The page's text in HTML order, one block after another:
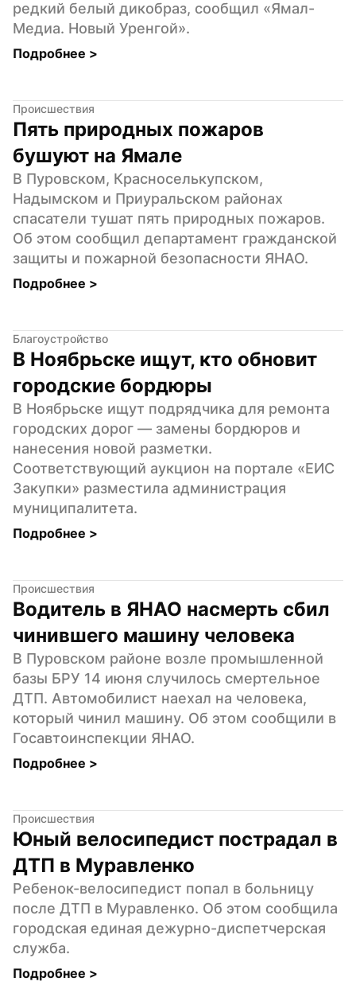
редкий белый дикобраз, сообщил «Ямал-
Медиа. Новый Уренгой».
Подробнее >
Происшествия
Пять природных пожаров
бушуют на Ямале
В Пуровском, Красноселькупском,
Надымском и Приуральском районах
спасатели тушат пять природных пожаров.
Об этом сообщил департамент гражданской
защиты и пожарной безопасности ЯНАО.
Подробнее >
Благоустройство
В Ноябрьске ищут, кто обновит
городские бордюры
В Ноябрьске ищут подрядчика для ремонта
городских дорог — замены бордюров и
нанесения новой разметки.
Соответствующий аукцион на портале «ЕИС
Закупки» разместила администрация
муниципалитета.
Подробнее >
Происшествия
Водитель в ЯНАО насмерть сбил
чинившего машину человека
В Пуровском районе возле промышленной
базы БРУ 14 июня случилось смертельное
ДТП. Автомобилист наехал на человека,
который чинил машину. Об этом сообщили в
Госавтоинспекции ЯНАО.
Подробнее >
Происшествия
Юный велосипедист пострадал в
ДТП в Муравленко
Ребенок-велосипедист попал в больницу
после ДТП в Муравленко. Об этом сообщила
городская единая дежурно-диспетчерская
служба.
Подробнее >